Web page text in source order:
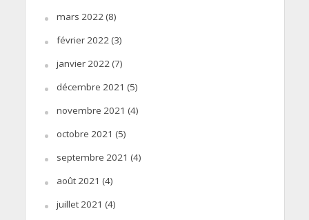
mars 2022(8)
février 2022(3)
janvier 2022(7)
décembre 2021 (5)
novembre 2021 (4)
octobre 2021 (5)
septembre 2021 (4)
août 2021 (4)
juillet 2021 (4)